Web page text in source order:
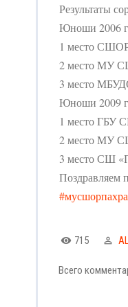
Результаты
Юноши 2006
1 место
2 место МУ
3 место
Юноши 2009
1 место ГБУ
2 место МУ
3 место СШ
Поздравляем
#мусшорпахра
715
Всего